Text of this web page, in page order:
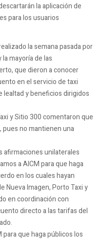
la aplicación de
para los usuarios
la semana pasada por
mayoría de las
que dieron a conocer
en el servicio de taxi
lealtad y beneficios dirigidos
y Sitio 300 comentaron que
pues no mantienen una
afirmaciones unilaterales
a AICM para que haga
en los cuales hayan
Nueva Imagen, Porto Taxi y
en coordinación con
directo a las tarifas del
para que haga públicos los